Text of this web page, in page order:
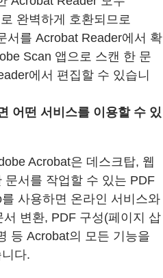
완벽하게 호환되므로
서를 Acrobat Reader에서 확
Scan 앱으로 스캔 한 문
에서 편집할 수 있습니
어떤 서비스를 이용할 수 있
Acrobat은 데스크탑, 웹
문서를 작업할 수 있는 PDF
사용하면 온라인 서비스와
변환, PDF 구성(페이지 삽
등 Acrobat의 모든 기능을
다.